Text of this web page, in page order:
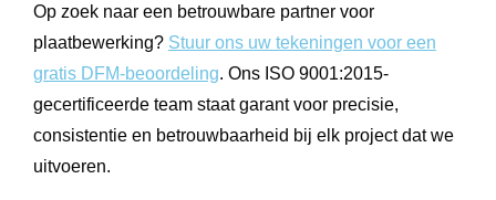
Op zoek naar een betrouwbare partner voor
plaatbewerking? Stuur ons uw tekeningen voor een
gratis DFM-beoordeling. Ons ISO 9001:2015-
gecertificeerde team staat garant voor precisie,
consistentie en betrouwbaarheid bij elk project dat we
uitvoeren.